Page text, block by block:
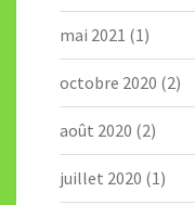
mai 2021 (1)
octobre 2020 (2)
août 2020 (2)
juillet 2020 (1)